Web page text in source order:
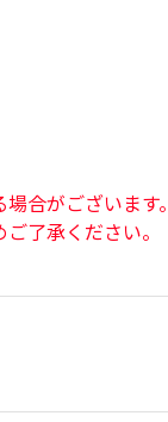
合がございます。
了承ください。